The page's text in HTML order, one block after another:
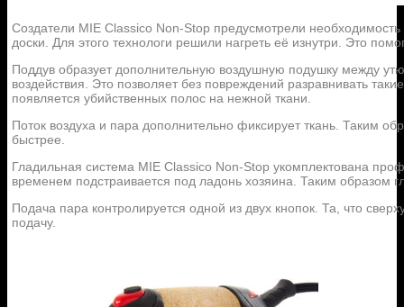
Создатели MIE Classico Non-Stop предусмотрели
доски. Для этого технологи решили нагреть её изнутри. Это
Поддув образует дополнительную воздушную подушку между
воздействия. Это позволяет без повреждений разравнивать
появляется убийственных полос на нежной ткани.
Поток воздуха и пара дополнительно фиксирует ткань. Таким
быстрее.
Гладильная система MIE Classico Non-Stop укомплектована
временем подстраивается под ладонь хозяина. Таким образом
Подача пара контролируется одной из двух кнопок. Та, что
подачу.